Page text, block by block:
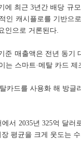
에 최근 3년간 배당 규
인 캐시플로를 기반으
인으로 거론된다.
매출액은 전년 동기
는 스마트·메탈 카드
카드를 사용화 해 방글
서 2035년 325억 달
평균을 크게 웃도는